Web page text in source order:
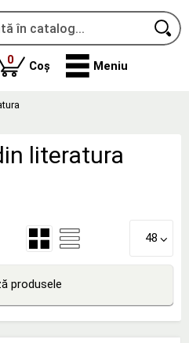
0produse
Coș Meniu
literatura
48
produsele